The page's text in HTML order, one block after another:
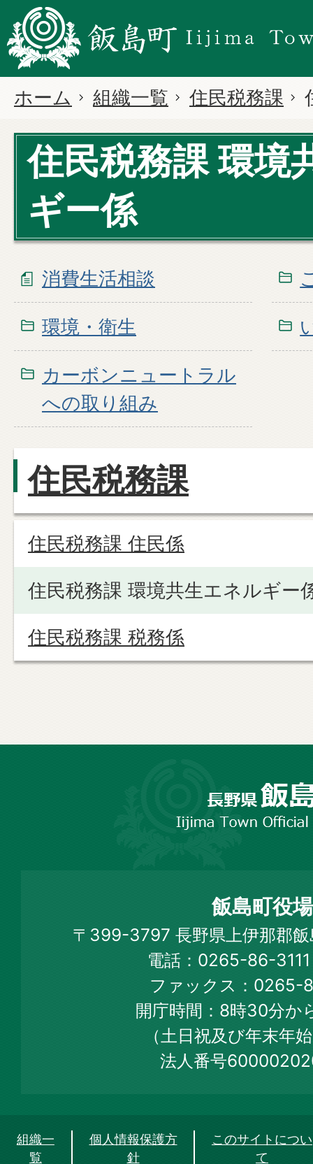
ホーム 組織一覧 住民税務課
住民税務課 環境
ギー係
消費生活相談
環境・衛生
カーボンニュートラル
への取り組み
住民税務課
住民税務課 住民係
住民税務課 環境共生エネルギー
住民税務課 税務係
Town
Official
Web
Site
飯島町役場
〒399-3797 長野県上伊那郡
電話：0265-86-
ファックス：0265-
開庁時間：8時30分か
（土日祝及び年末年
法人番号
組織一
覧
個人情報保護方
針
このサイトについ
て